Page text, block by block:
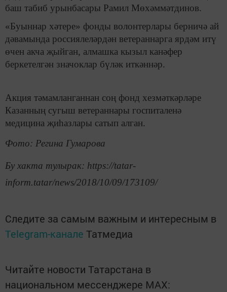
баш табиб урынбасары Рамил Мөхәммәтдинов.
«Буыннар хәтере» фонды волонтерлары берничә ай
дәвамында россиялеләрдән ветераннарга ярдәм итү
өчен акча җыйган, алмашка кызыл канәфер
беркетелгән значоклар бүләк иткәннәр.
Акция тәмамланганнан соң фонд хезмәткәрләре
Казанның сугыш ветераннары госпиталенә
медицина җиһазлары сатып алган.
Фото: Регина Гумарова
Бу хакта тулырак: https://tatar-
inform.tatar/news/2018/10/09/173109/
Следите за самым важным и интересным в
Telegram-канале Татмедиа
Читайте новости Татарстана в
национальном мессенджере MАХ: